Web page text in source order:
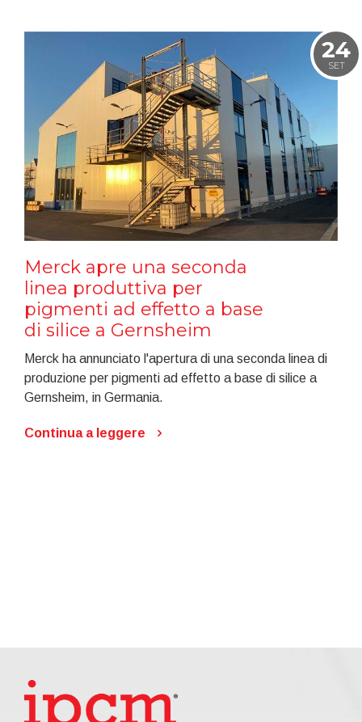
24
SET
Merck apre una seconda
linea produttiva per
pigmenti ad effetto a base
di silice a Gernsheim
Merck ha annunciato l'apertura di una seconda linea di
produzione per pigmenti ad effetto a base di silice a
Gernsheim, in Germania.
Continua a leggere